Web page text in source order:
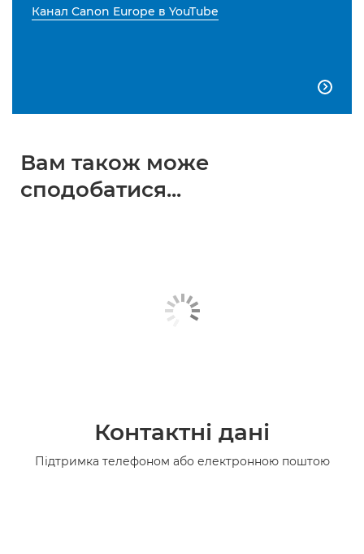
Канал Canon Europe в YouTube

Вам також може
сподобатися...
Контактні дані
Підтримка телефоном або електронною поштою